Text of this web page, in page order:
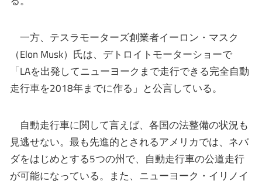
一方、テスラモーターズ創業者イーロン・マスク
（Elon Musk）氏は、デトロイトモーターショーで
「LAを出発してニューヨークまで走行できる完全自動
走行車を2018年までに作る」と公言している。
自動走行車に関して言えば、各国の法整備の状況も
見逃せない。最も先進的とされるアメリカでは、ネバ
ダをはじめとする5つの州で、自動走行車の公道走行
が可能になっている。また、ニューヨーク・イリノイ